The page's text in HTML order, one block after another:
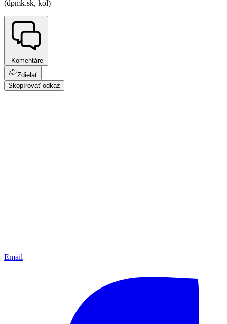
(dpmk.sk, kol)
Komentáre
Zdielať
Skopírovať odkaz
Email